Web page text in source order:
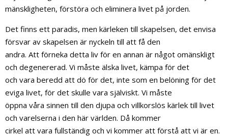
mänskligheten, förstöra och eliminera livet på jorden.
Det finns ett paradis, men kärleken till skapelsen, det envisa
försvar av skapelsen är nyckeln till att få den
andra. Att förneka detta liv för en annan är något omänskligt
och degenererad. Vi måste älska livet, kämpa för det
och vara beredd att dö för det, inte som en belöning för det
eviga livet, för det skulle vara själviskt. Vi måste
öppna våra sinnen till den djupa och villkorslös kärlek till livet
och varelserna i den här världen. Då kommer
cirkel att vara fullständig och vi kommer att förstå att vi är en.